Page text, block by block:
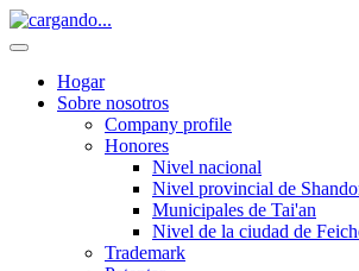
Hogar
Sobre nosotros
Company profile
Honores
Nivel nacional
Nivel provincial de
Municipales de Tai'an
Nivel de la ciudad de
Trademark